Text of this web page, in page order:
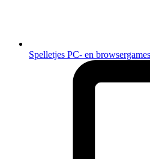
Spelletjes PC- en browsergames